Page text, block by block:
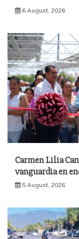
6 August, 2026
Carmen Lilia
vanguardia en
5 August, 2026